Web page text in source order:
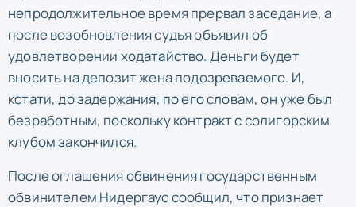
непродолжительное время прервал заседание, а
после возобновления судья объявил об
удовлетворении ходатайство. Деньги будет
вносить на депозит жена подозреваемого. И,
кстати, до задержания, по его словам, он уже был
безработным, поскольку контракт с солигорским
клубом закончился.
После оглашения обвинения государственным
обвинителем Нидергаус сообщил, что признает